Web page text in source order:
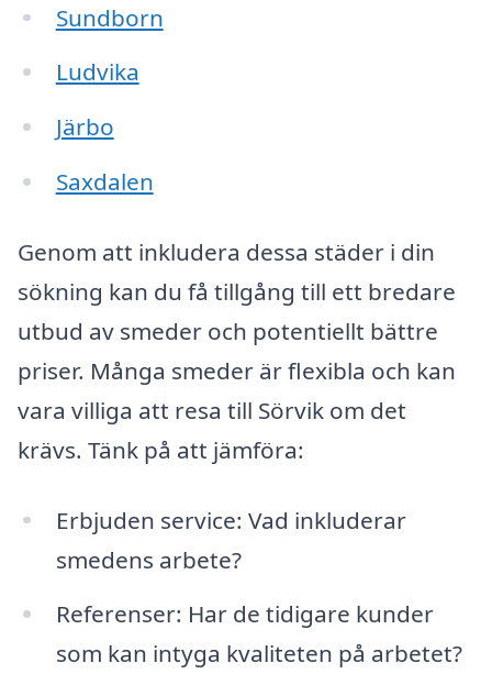
Sundborn
Ludvika
Järbo
Saxdalen
Genom att inkludera dessa städer i din
sökning kan du få tillgång till ett bredare
utbud av smeder och potentiellt bättre
priser. Många smeder är flexibla och kan
vara villiga att resa till Sörvik om det
krävs. Tänk på att jämföra:
Erbjuden service: Vad inkluderar
smedens arbete?
Referenser: Har de tidigare kunder
som kan intyga kvaliteten på arbetet?